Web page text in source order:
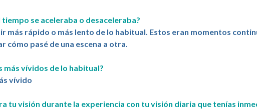
tiempo se aceleraba o desaceleraba?
más rápido o más lento de lo habitual. Estos eran momentos
cómo pasé de una escena a otra.
más vívidos de lo habitual?
vívido
tu visión durante la experiencia con tu visión diaria que tenías